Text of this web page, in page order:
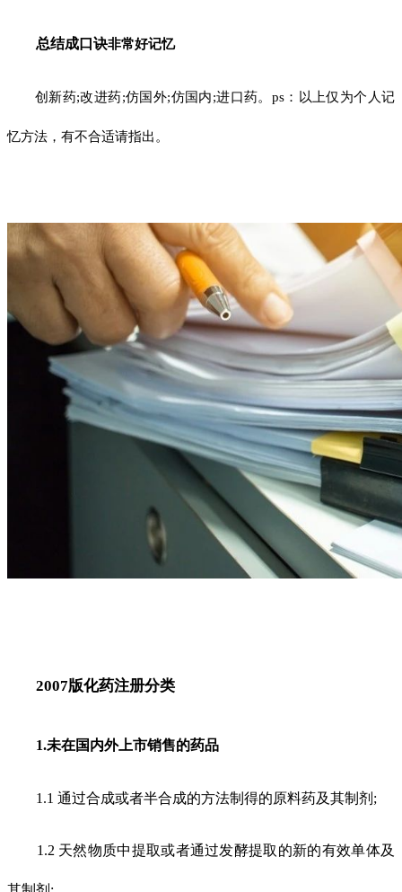
总结成口诀非常好记忆
创新药;改进药;仿国外;仿国内;进口药。ps：以上仅为个人记
忆方法，有不合适请指出。
2007版化药注册分类
1.未在国内外上市销售的药品
1.1 通过合成或者半合成的方法制得的原料药及其制剂;
1.2 天然物质中提取或者通过发酵提取的新的有效单体及